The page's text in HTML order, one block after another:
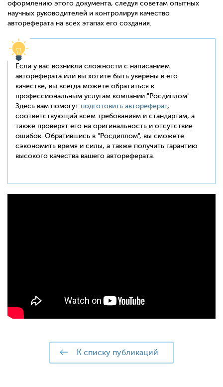
оформлению этого документа, следуя советам опытных
научных руководителей и контролируя качество
автореферата на всех этапах его создания.
Если у вас возникли сложности с написанием
автореферата или вы хотите быть уверены в его
качестве, вы всегда можете обратиться к
профессиональным услугам компании "Росдиплом".
Здесь вам помогут подготовить автореферат,
соответствующий всем требованиям и стандартам, а
также проверят его на оригинальность и отсутствие
ошибок. Обратившись в "Росдиплом", вы сможете
сэкономить время и силы, а также получить гарантию
высокого качества вашего автореферата.
к списку публикаций